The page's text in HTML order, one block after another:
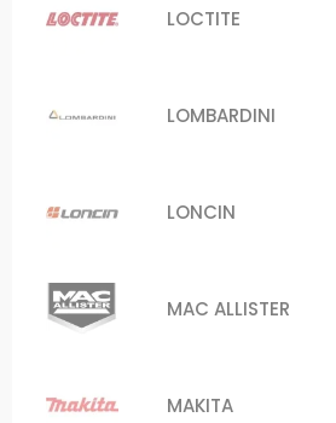
LOCTITE
LOMBARDINI
LONCIN
MAC ALLISTER
MAKITA